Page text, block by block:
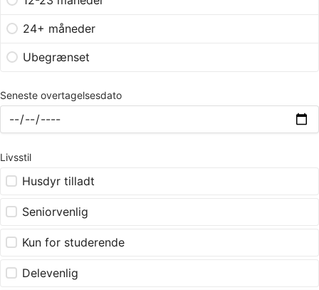
24+ måneder
Ubegrænset
Seneste overtagelsesdato
Livsstil
Husdyr tilladt
Seniorvenlig
Kun for studerende
Delevenlig